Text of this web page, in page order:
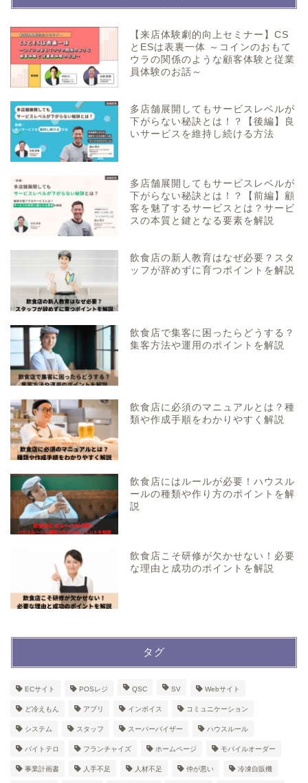
【来店体験劇的向上セミナー】CS
とESは表裏一体 ～コインのおもて
ウラの関係のような顧客体験と従業
員体験のお話～
多店舗展開してもサービスレベルが
下がらない秘訣とは！？【後編】良
いサービスを維持し続ける方法
多店舗展開してもサービスレベルが
下がらない秘訣とは！？【前編】顧
客を魅了するサービスとは？サービ
スの本質と鍵となる要素を解説
飲食店の新人教育はなぜ必要？スタ
ッフが辞めずに育つポイントを解説
飲食店で集客に困ったらどうする？
集客方法や運用のポイントを解説
飲食店に必須のマニュアルとは？種
類や作成手順をわかりやすく解説
飲食店にはルールが必要！ハウスル
ールの種類や作り方のポイントを解
説
飲食店こそ研修が欠かせない！必要
な理由と成功のポイントを解説
タグ
ECサイト POSレジ QSC SV Webサイト
ど冷えもん アプリ インボイス コミュニケーション
システム スタッフ スーパーバイザー ハウスルール
バイトテロ フランチャイズ ホームページ モバイルオーダー
事業計画書 人手不足 人材不足 仲が悪い 冷凍自販機